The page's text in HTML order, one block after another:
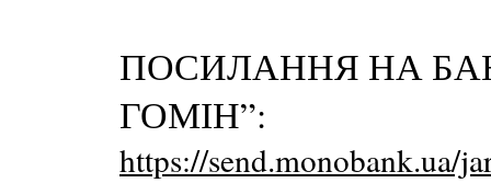
ПОСИЛАННЯ НА
ГОМІН”:
https://send.monobank.ua/